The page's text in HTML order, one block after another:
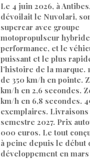
Le 4 juin 2026, à
dévoilait le Nuvolari,
supercar avec groupe
motopropulseur
performance, et le
puissant et le plus
l’histoire de la marque.
de 350 km/h en pointe.
km/h en 2,6 secondes.
km/h en 6,8 secondes.
exemplaires.
semestre 2027. Prix
000 euros. Le tout
à peine depuis le début
développement en mars